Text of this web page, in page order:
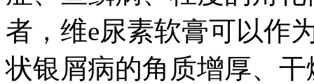
者，维e尿素软膏可以作
状银屑病的角质增厚、